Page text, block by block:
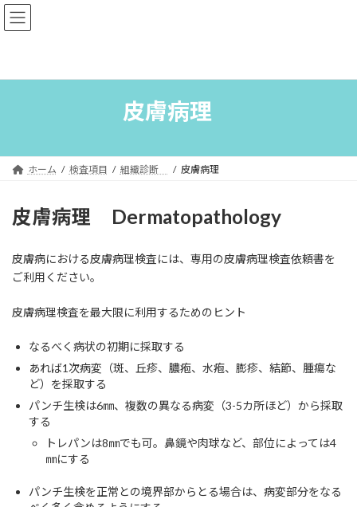
コ
ン
ナ
ビ
皮膚病理
ホーム 検査項目 組織診断 皮膚病理
皮膚病理 Dermatopathology
皮膚病における皮膚病理検査には、専用の皮膚病理検査依頼書を
ご利用ください。
皮膚病理検査を最大限に利用するためのヒント
なるべく病状の初期に採取する
あれば1次病変（斑、丘疹、膿疱、水疱、膨疹、結節、腫瘍な
ど）を採取する
パンチ生検は6㎜、複数の異なる病変（3-5カ所ほど）から採取
する
トレパンは8㎜でも可。鼻鏡や肉球など、部位によっては4
㎜にする
パンチ生検を正常との境界部からとる場合は、病変部分をなる